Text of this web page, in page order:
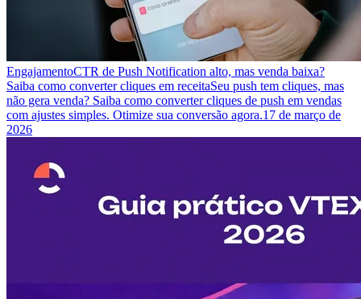
EngajamentoCTR de Push Notification alto, mas venda baixa?
Saiba como converter cliques em receitaSeu push tem cliques, mas
não gera venda? Saiba como converter cliques de push em vendas
com ajustes simples. Otimize sua conversão agora.17 de março de
2026